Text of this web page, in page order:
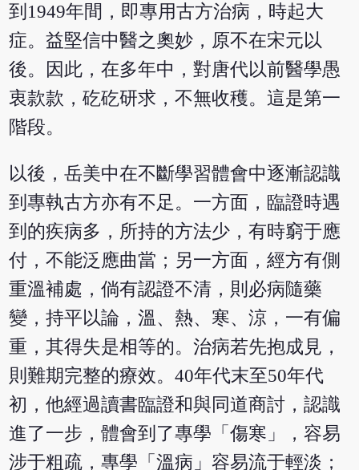
到1949年間，即專用古方治病，時起大
症。益堅信中醫之奧妙，原不在宋元以
後。因此，在多年中，對唐代以前醫學愚
衷款款，矻矻研求，不無收穫。這是第一
階段。
以後，岳美中在不斷學習體會中逐漸認識
到專執古方亦有不足。一方面，臨證時遇
到的疾病多，所持的方法少，有時窮于應
付，不能泛應曲當；另一方面，經方有側
重溫補處，倘有認證不清，則必病隨藥
變，持平以論，溫、熱、寒、涼，一有偏
重，其得失是相等的。治病若先抱成見，
則難期完整的療效。40年代末至50年代
初，他經過讀書臨證和與同道商討，認識
進了一步，體會到了專學「傷寒」，容易
涉于粗疏，專學「溫病」容易流于輕淡；